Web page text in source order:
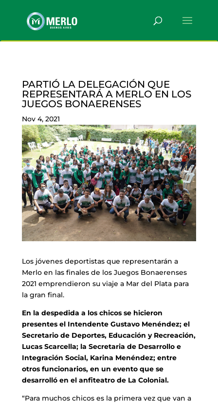
PARTIÓ LA DELEGACIÓN QUE
REPRESENTARÁ A MERLO EN LOS
JUEGOS BONAERENSES
Nov 4, 2021
Los jóvenes deportistas que representarán a
Merlo en las finales de los Juegos Bonaerenses
2021 emprendieron su viaje a Mar del Plata para
la gran final.
En la despedida a los chicos se hicieron
presentes el Intendente Gustavo Menéndez; el
Secretario de Deportes, Educación y Recreación,
Lucas Scarcella; la Secretaria de Desarrollo e
Integración Social, Karina Menéndez; entre
otros funcionarios, en un evento que se
desarrolló en el anfiteatro de La Colonial.
“Para muchos chicos es la primera vez que van a